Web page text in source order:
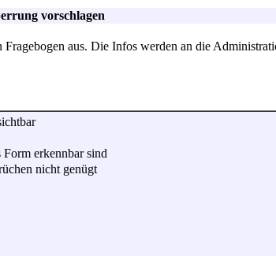
vorschlagen
aus. Die Infos werden an die
erkennbar sind
nicht genügt